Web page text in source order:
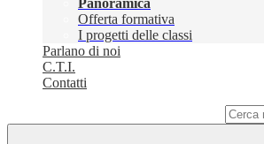
Panoramica
Offerta formativa
I progetti delle classi
Parlano di noi
C.T.I.
Contatti